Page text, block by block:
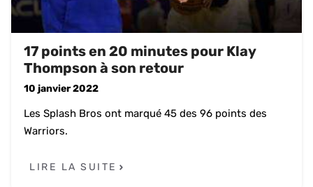
17 points en 20 minutes pour Klay
Thompson à son retour
10 janvier 2022
Les Splash Bros ont marqué 45 des 96 points des
Warriors.
LIRE LA SUITE